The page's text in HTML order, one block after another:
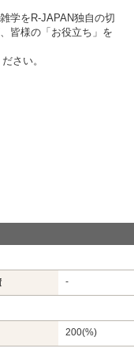
学をR-JAPAN独自の切
皆様の「お役立ち」を
さい。
-
200(%)